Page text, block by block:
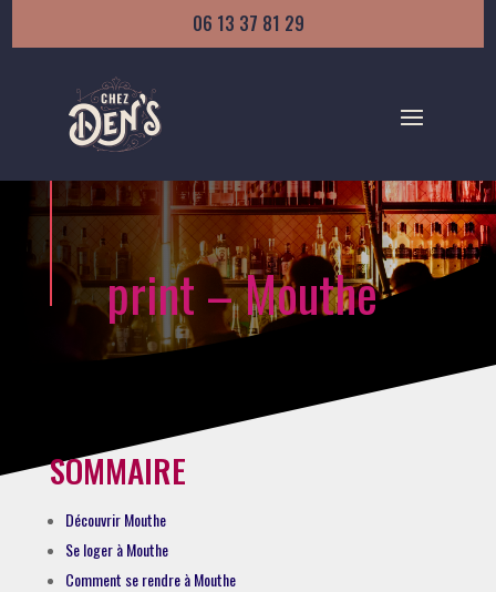
06 13 37 81 29
print – Mouthe
SOMMAIRE
Découvrir Mouthe
Se loger à Mouthe
Comment se rendre à Mouthe